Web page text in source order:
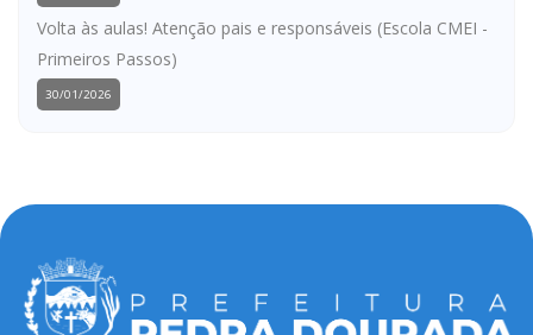
Volta às aulas! Atenção pais e responsáveis (Escola CMEI -
Primeiros Passos)
30/01/2026